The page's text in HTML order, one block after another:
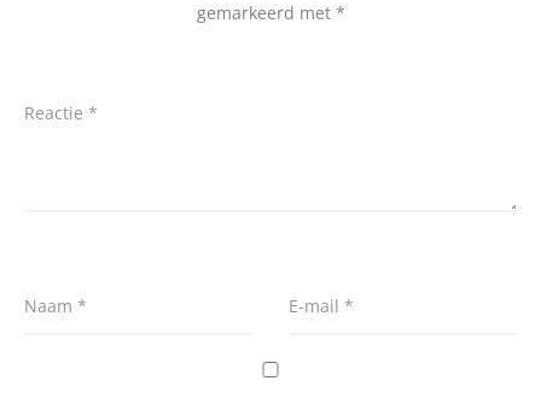
gemarkeerd met *
Reactie *
Naam * E-mail *